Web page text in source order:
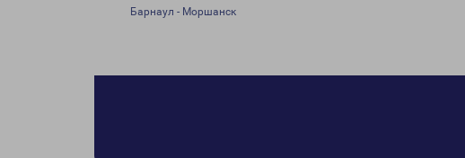
Барнаул - Моршанск